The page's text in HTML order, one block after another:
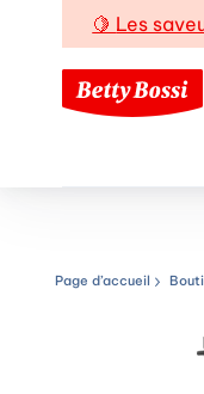
🍋 Les
Chemin de
Page d’accueil